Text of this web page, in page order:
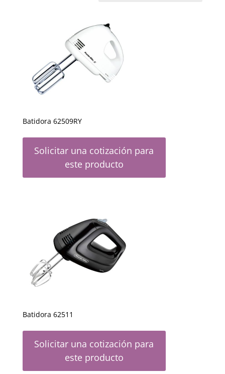
Batidora 62509RY
Solicitar una cotización para
este producto
Batidora 62511
Solicitar una cotización para
este producto